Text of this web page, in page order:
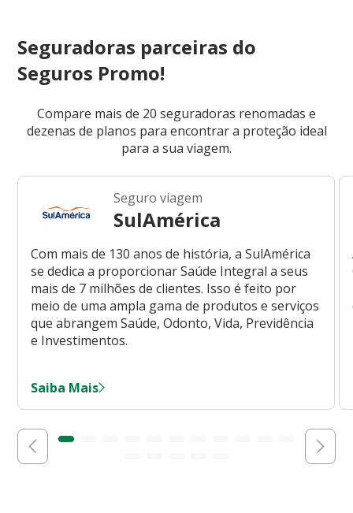
Seguradoras parceiras do
Seguros Promo!
Compare mais de 20 seguradoras renomadas e
dezenas de planos para encontrar a proteção ideal
para a sua viagem.
Seguro viagem
SulAmérica
Com mais de 130 anos de história, a SulAmérica
se dedica a proporcionar Saúde Integral a seus
mais de 7 milhões de clientes. Isso é feito por
meio de uma ampla gama de produtos e serviços
que abrangem Saúde, Odonto, Vida, Previdência
e Investimentos.
Saiba Mais